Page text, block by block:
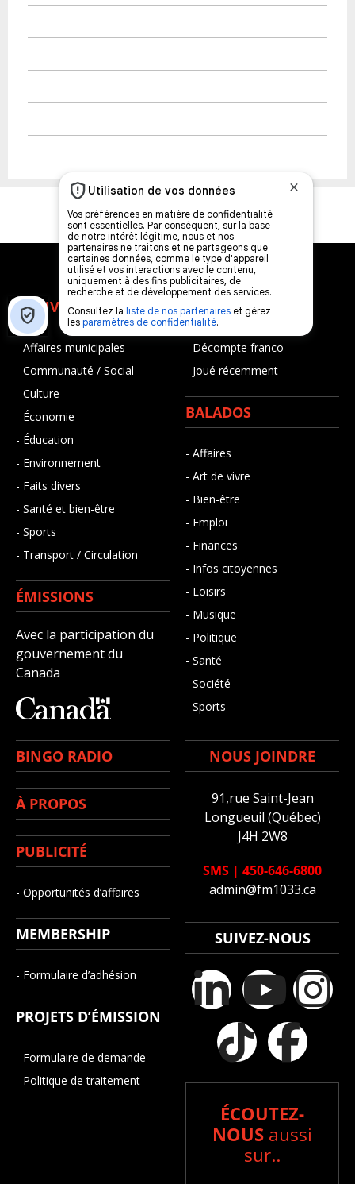
NOUVELLES
- Affaires municipales
- Communauté / Social
- Culture
- Économie
- Éducation
- Environnement
- Faits divers
- Santé et bien-être
- Sports
- Transport / Circulation
ÉMISSIONS
Avec la participation du
gouvernement du
Canada
MUSIQUE
- Décompte franco
- Joué récemment
BALADOS
- Affaires
- Art de vivre
- Bien-être
- Emploi
- Finances
- Infos citoyennes
- Loisirs
- Musique
- Politique
- Santé
- Société
- Sports
BINGO RADIO
À PROPOS
PUBLICITÉ
- Opportunités d’affaires
MEMBERSHIP
- Formulaire d’adhésion
PROJETS D’ÉMISSION
- Formulaire de demande
- Politique de traitement
NOUS JOINDRE
91,rue Saint-Jean
Longueuil (Québec)
J4H 2W8
SMS | 450-646-6800
admin@fm1033.ca
SUIVEZ-NOUS
ÉCOUTEZ-
NOUS aussi
sur..